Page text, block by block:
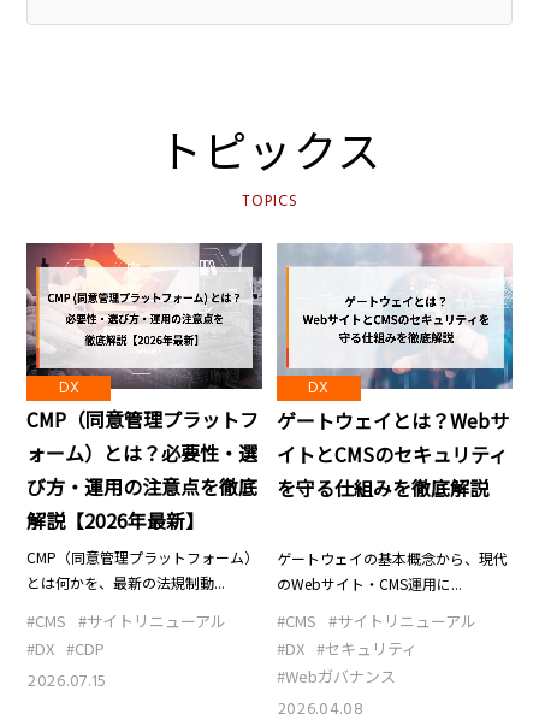
トピックス
TOPICS
DX
CMP（同意管理プラットフ
ォーム）とは？必要性・選
び方・運用の注意点を徹底
解説【2026年最新】
CMP（同意管理プラットフォーム）
とは何かを、最新の法規制動...
#CMS
#サイトリニューアル
#DX #CDP
2026.07.15
DX
ゲートウェイとは？Webサ
イトとCMSのセキュリティ
を守る仕組みを徹底解説
ゲートウェイの基本概念から、現代
のWebサイト・CMS運用に...
#CMS #サイトリニューアル
#DX #セキュリティ
#Webガバナンス
2026.04.08